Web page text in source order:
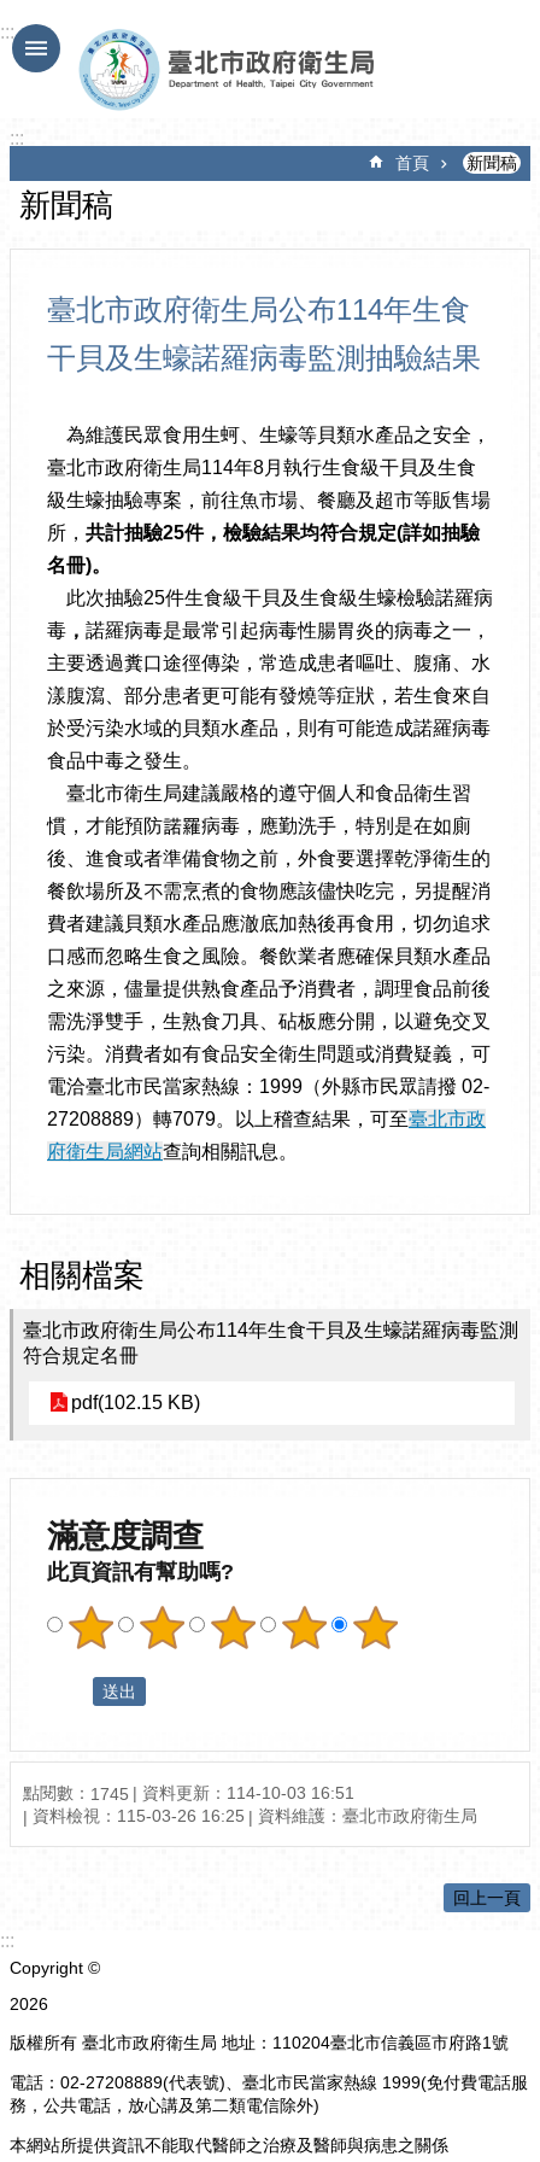
跳到主要內容區塊
:::
:::
首頁 新聞稿
新聞稿
臺北市政府衛生局公布114年生食
干貝及生蠔諾羅病毒監測抽驗結果
為維護民眾食用生蚵、生蠔等貝類水產品之安全，
臺北市政府衛生局114年8月執行生食級干貝及生食
級生蠔抽驗專案，前往魚市場、餐廳及超市等販售場
所， 共計抽驗25件，檢驗結果均符合規定(詳如抽驗
名冊)。
此次抽驗25件生食級干貝及生食級生蠔檢驗諾羅病
毒 ， 諾羅病毒是最常引起病毒性腸胃炎的病毒之一，
主要透過糞口途徑傳染，常造成患者嘔吐、腹痛、水
漾腹瀉、部分患者更可能有發燒等症狀，若生食來自
於受污染水域的貝類水產品，則有可能造成諾羅病毒
食品中毒之發生。
臺北市衛生局建議嚴格的遵守個人和食品衛生習
慣，才能預防諾羅病毒，應勤洗手，特別是在如廁
後、進食或者準備食物之前，外食要選擇乾淨衛生的
餐飲場所及不需烹煮的食物應該儘快吃完，另提醒消
費者建議貝類水產品應澈底加熱後再食用，切勿追求
口感而忽略生食之風險。餐飲業者應確保貝類水產品
之來源，儘量提供熟食產品予消費者，調理食品前後
需洗淨雙手，生熟食刀具、砧板應分開，以避免交叉
污染。消費者如有食品安全衛生問題或消費疑義，可
電洽臺北市民當家熱線：1999（外縣市民眾請撥 02-
27208889）轉7079。以上稽查結果，可至臺北市政
府衛生局網站查詢相關訊息。
相關檔案
臺北市政府衛生局公布114年生食干貝及生蠔諾羅病毒監測
符合規定名冊
pdf(102.15 KB)
滿意度調查
此頁資訊有幫助嗎?
點閱數： 1745
資料更新：114-10-03 16:51
資料檢視：115-03-26 16:25
資料維護：臺北市政府衛生局
回上一頁
:::
Copyright ©
2026
版權所有 臺北市政府衛生局 地址：110204臺北市信義區市府路1號
電話：02-27208889(代表號)、臺北市民當家熱線 1999(免付費電話服
務，公共電話，放心講及第二類電信除外)
本網站所提供資訊不能取代醫師之治療及醫師與病患之關係